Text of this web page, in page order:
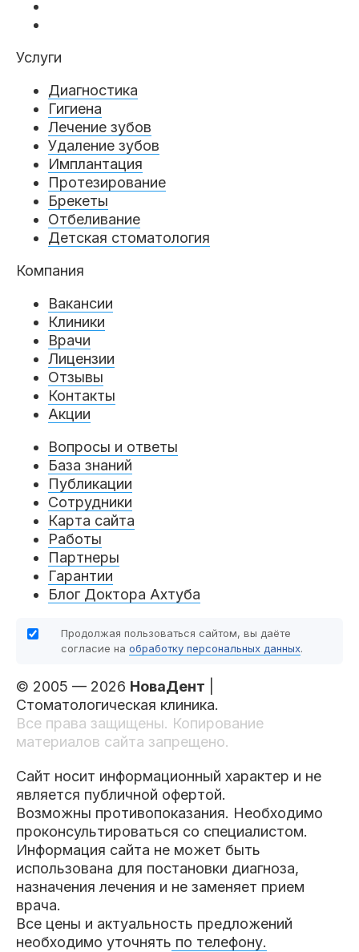
Услуги
Диагностика
Гигиена
Лечение зубов
Удаление зубов
Имплантация
Протезирование
Брекеты
Отбеливание
Детская стоматология
Компания
Вакансии
Клиники
Врачи
Лицензии
Отзывы
Контакты
Акции
Вопросы и ответы
База знаний
Публикации
Сотрудники
Карта сайта
Работы
Партнеры
Гарантии
Блог Доктора Ахтуба
Продолжая пользоваться сайтом, вы даёте
согласие на обработку персональных данных.
© 2005 — 2026 НоваДент
Стоматологическая клиника.
Все права защищены. Копирование
материалов сайта запрещено.
Сайт носит информационный характер и не
является публичной офертой.
Возможны противопоказания. Необходимо
проконсультироваться со специалистом.
Информация сайта не может быть
использована для постановки диагноза,
назначения лечения и не заменяет прием
врача.
Все цены и актуальность предложений
необходимо уточнять по телефону.